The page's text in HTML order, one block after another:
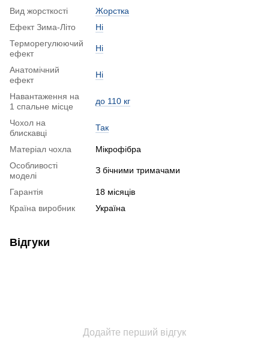
Вид жорсткості
Жорстка
Ефект Зима-Літо
Ні
Терморегулюючий
ефект
Ні
Анатомічний
ефект
Ні
Навантаження на
1 спальне місце
до 110 кг
Чохол на
блискавці
Так
Матеріал чохла
Мікрофібра
Особливості
моделі
З бічними тримачами
Гарантія
18 місяців
Країна виробник
Україна
Відгуки
Додайте перший відгук